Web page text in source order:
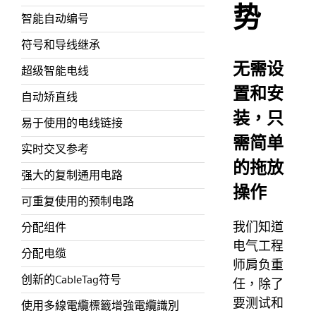
智能自动编号
符号和导线继承
超级智能电线
自动矫直线
易于使用的电线链接
实时交叉参考
强大的复制通用电路
可重复使用的预制电路
分配组件
分配电缆
创新的CableTag符号
使用多線電纜標籤增強電纜識別
势
无需设
置和安
装，只
需简单
的拖放
操作
我们知道
电气工程
师肩负重
任，除了
要测试和